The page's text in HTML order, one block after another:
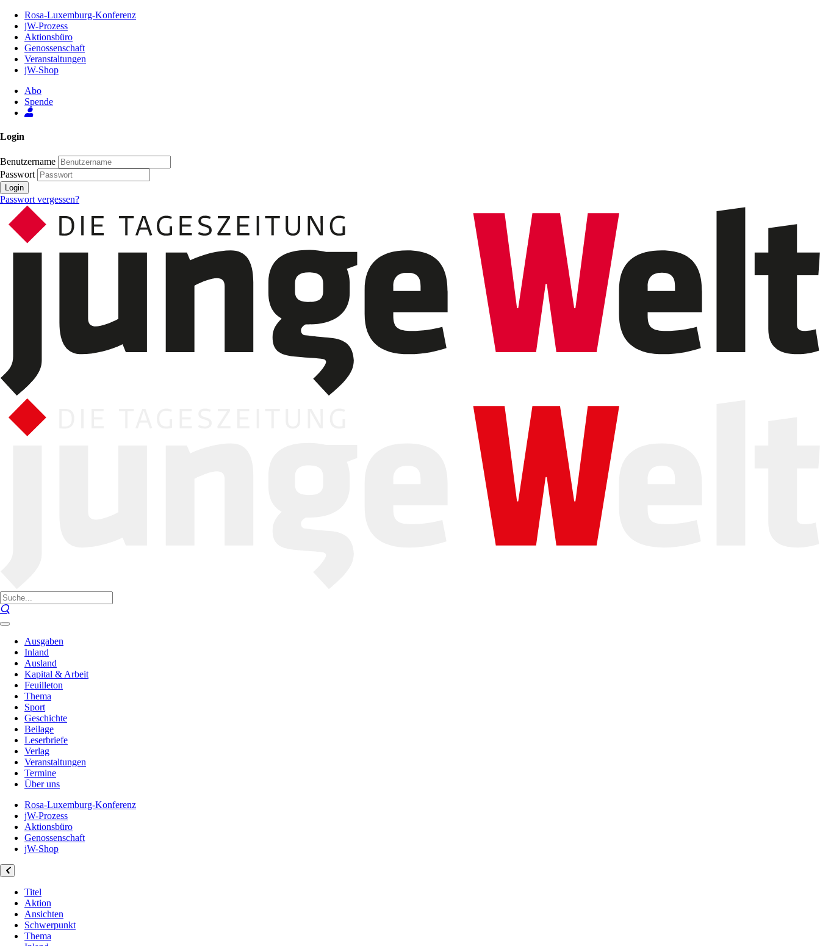
Inhalt
Seite
Rosa-Luxemburg-Konferenz
jW-Prozess
Aktionsbüro
Genossenschaft
Veranstaltungen
jW-Shop
Abo
Spende
Login
Benutzername
Passwort
Login
Passwort vergessen?
Ausgaben
Inland
Ausland
Kapital & Arbeit
Feuilleton
Thema
Sport
Geschichte
Beilage
Leserbriefe
Verlag
Veranstaltungen
Termine
Über uns
Rosa-Luxemburg-Konferenz
jW-Prozess
Aktionsbüro
Genossenschaft
jW-Shop
Titel
Aktion
Ansichten
Schwerpunkt
Thema